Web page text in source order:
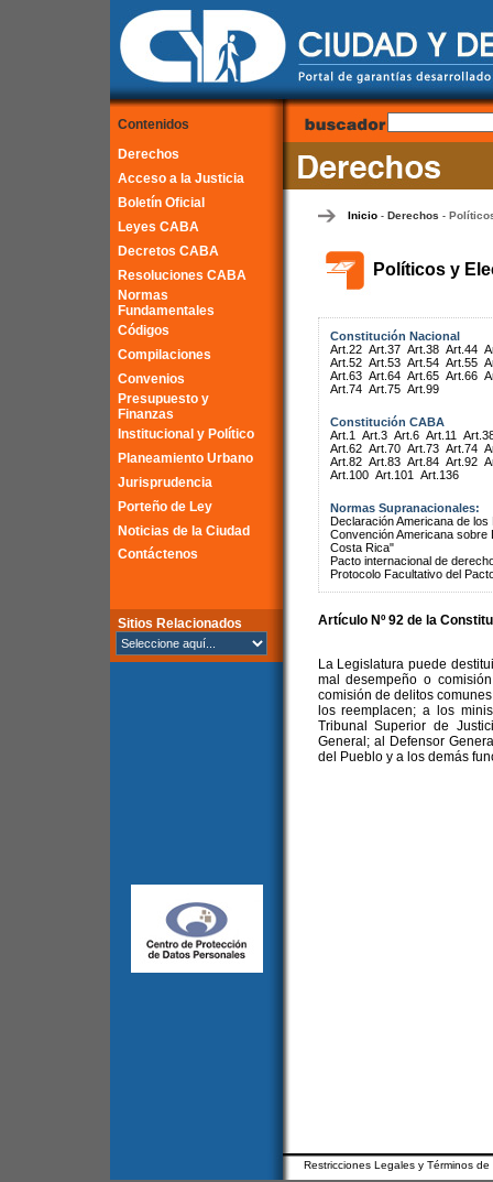
Contenidos
Derechos
Acceso a la Justicia
Boletín Oficial
Leyes CABA
Decretos CABA
Resoluciones CABA
Normas
Fundamentales
Códigos
Compilaciones
Convenios
Presupuesto y
Finanzas
Institucional y Político
Planeamiento Urbano
Jurisprudencia
Porteño de Ley
Noticias de la Ciudad
Contáctenos
Sitios Relacionados
Inicio- Derechos -
Políticos y
Constitución Nacional
Art.22 Art.37 Art.38 Art.44
Art.52 Art.53 Art.54 Art.55
Art.63 Art.64 Art.65 Art.66
Art.74 Art.75 Art.99
Constitución CABA
Art.1
Art.3 Art.6 Art.11
Art.62 Art.70 Art.73 Art.74
Art.82 Art.83 Art.84 Art.92
Art.100 Art.101 Art.136
Normas Supranacionales:
Declaración Americana de
Convención Americana
Costa Rica"
Pacto internacional de
Protocolo Facultativo del
Artículo Nº 92 de la
La Legislatura puede
mal desempeño o
comisión de delitos
los reemplacen; a los
Tribunal Superior de
General; al Defensor
del Pueblo y a los demás
Restricciones Legales y Términos de